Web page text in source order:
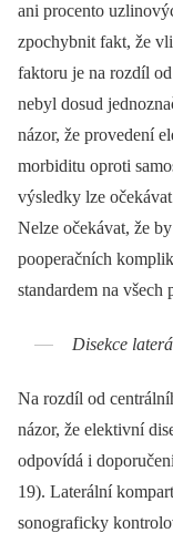
ani procento
zpochybnit fakt, že
faktoru je na rozdíl
nebyl dosud
názor, že provedení
morbiditu oproti
výsledky lze
Nelze očekávat, že
pooperačních
standardem na všech
Disekce
Na rozdíl od
názor, že elektivní
odpovídá i
19). Laterální
sonograficky